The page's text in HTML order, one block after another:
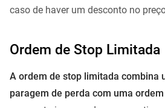
caso de haver um desconto no
Ordem de Stop Limitada
A ordem de stop limitada combina
paragem de perda com uma